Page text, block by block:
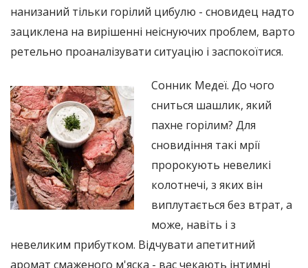
нанизаний тільки горілий цибулю - сновидец надто
зациклена на вирішенні неіснуючих проблем, варто
ретельно проаналізувати ситуацію і заспокоїтися.
Сонник Медеї. До чого
сниться шашлик, який
пахне горілим? Для
сновидіння такі мрії
пророкують невеликі
колотнечі, з яких він
виплутається без втрат, а
може, навіть і з
невеликим прибутком. Відчувати апетитний
аромат смаженого м'яска - вас чекають інтимні